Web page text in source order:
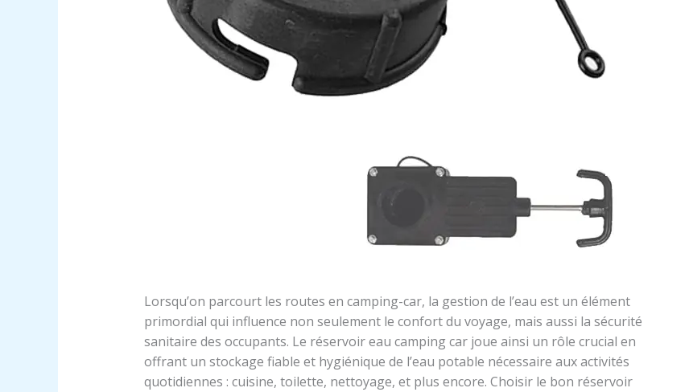
Lorsqu’on parcourt les routes en camping-car, la gestion de l’eau est un élément
primordial qui influence non seulement le confort du voyage, mais aussi la sécurité
sanitaire des occupants. Le réservoir eau camping car joue ainsi un rôle crucial en
offrant un stockage fiable et hygiénique de l’eau potable nécessaire aux activités
quotidiennes : cuisine, toilette, nettoyage, et plus encore. Choisir le bon réservoir